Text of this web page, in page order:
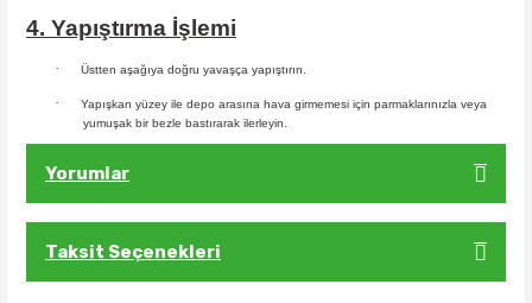
4. Yapıştırma İşlemi
· Üstten aşağıya doğru yavaşça yapıştırın.
·
Yapışkan yüzey ile depo arasına hava girmemesi için parmaklarınızla veya
yumuşak bir bezle bastırarak ilerleyin.
Yorumlar
Taksit Seçenekleri